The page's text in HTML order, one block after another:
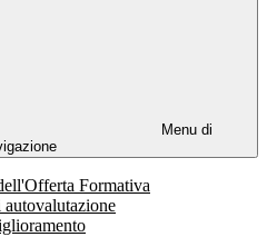
Menu di
Formativa